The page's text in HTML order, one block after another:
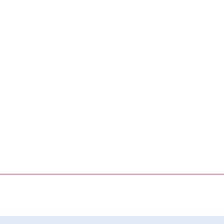
Link, öffnet neues Fenster)
(externer Link, öffnet neues Fenster)